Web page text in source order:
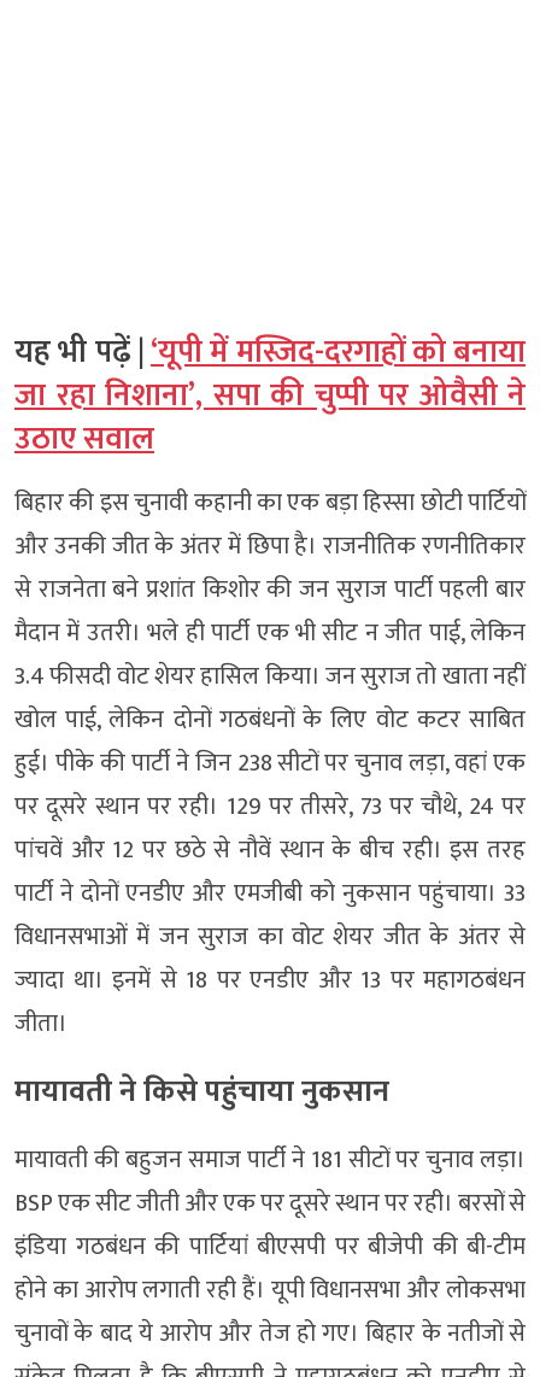
यह भी पढ़ें |‘यूपी में मस्जिद-दरगाहों को बनाया
जा रहा निशाना’, सपा की चुप्पी पर ओवैसी ने
उठाए सवाल
बिहार की इस चुनावी कहानी का एक बड़ा हिस्सा छोटी पार्टियों
और उनकी जीत के अंतर में छिपा है। राजनीतिक रणनीतिकार
से राजनेता बने प्रशांत किशोर की जन सुराज पार्टी पहली बार
मैदान में उतरी। भले ही पार्टी एक भी सीट न जीत पाई, लेकिन
3.4 फीसदी वोट शेयर हासिल किया। जन सुराज तो खाता नहीं
खोल पाई, लेकिन दोनों गठबंधनों के लिए वोट कटर साबित
हुई। पीके की पार्टी ने जिन 238 सीटों पर चुनाव लड़ा, वहां एक
पर दूसरे स्थान पर रही। 129 पर तीसरे, 73 पर चौथे, 24 पर
पांचवें और 12 पर छठे से नौवें स्थान के बीच रही। इस तरह
पार्टी ने दोनों एनडीए और एमजीबी को नुकसान पहुंचाया। 33
विधानसभाओं में जन सुराज का वोट शेयर जीत के अंतर से
ज्यादा था। इनमें से 18 पर एनडीए और 13 पर महागठबंधन
जीता।
मायावती ने किसे पहुंचाया नुकसान
मायावती की बहुजन समाज पार्टी ने 181 सीटों पर चुनाव लड़ा।
BSP एक सीट जीती और एक पर दूसरे स्थान पर रही। बरसों से
इंडिया गठबंधन की पार्टियां बीएसपी पर बीजेपी की बी-टीम
होने का आरोप लगाती रही हैं। यूपी विधानसभा और लोकसभा
चुनावों के बाद ये आरोप और तेज हो गए। बिहार के नतीजों से